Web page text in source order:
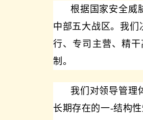
根据国家安全威
中部五大战区。我
行、专司主营、精
制。
我们对领导管理
长期存在的一-结构